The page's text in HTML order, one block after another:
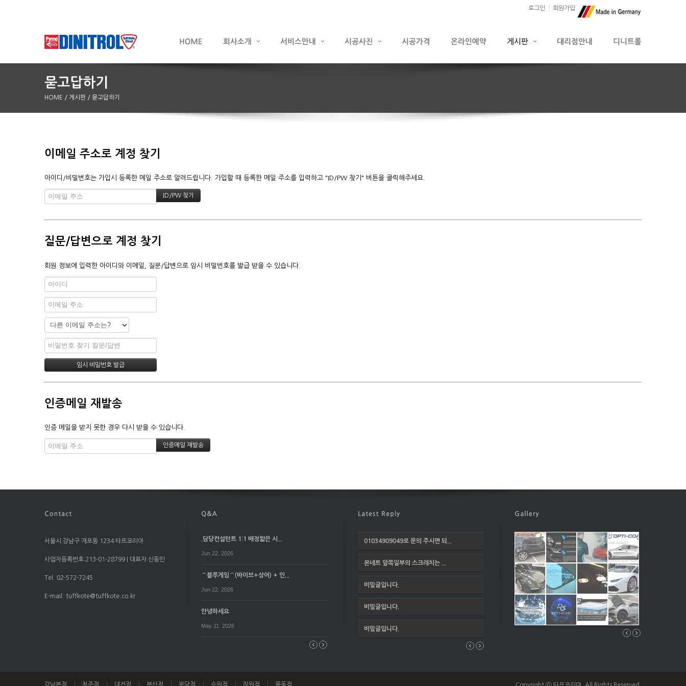
로그인 회원가입
HOME / 게시판 / 묻고답하기
이메일 주소로 계정 찾기
아이디/비밀번호는 가입시 등록한 메일 주소로 알려드립니다. 가입할 때 등록한 메일 주소를 입력하고 "ID/PW 찾기" 버튼을 클릭해주세요.
질문/답변으로 계정 찾기
회원 정보에 입력한 아이디와 이메일, 질문/답변으로 임시 비밀번호를 발급 받을 수 있습니다.
인증메일 재발송
인증 메일을 받지 못한 경우 다시 받을 수 있습니다.
서울시 강남구 개포동 1234 타프코리아
사업자등록번호:213-01-28799 | 대표자:신동민
Tel. 02-572-7245
E-mail. tuffkote@tuffkote.co.kr
.담당컨설턴트 1:1 배정짧은 시...
Jun 22. 2026
⌒블루게임⌒(바이브+상어) + 인...
Jun 22. 2026
안녕하세요
May 11. 2026
01034909049로 문의 주시면 되...
본네트 앞쪽일부의 스크래치는 ...
비밀글입니다.
비밀글입니다.
비밀글입니다.
강남본점 청주점 대전점 부산점 분당점 수원점 창원점 목동점